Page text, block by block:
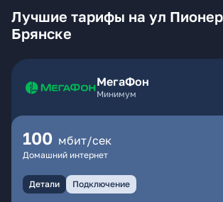
Лучшие тарифы на ул
Брянске
МегаФон
Минимум
100 мбит/сек
Домашний интернет
Детали Подключение